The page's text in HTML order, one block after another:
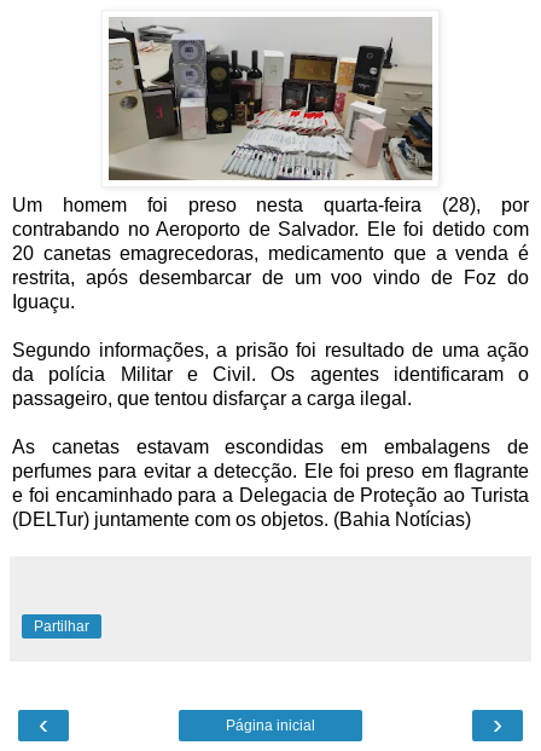
Um homem foi preso nesta quarta-feira (28), por
contrabando no Aeroporto de Salvador. Ele foi detido com
20 canetas emagrecedoras, medicamento que a venda é
restrita, após desembarcar de um voo vindo de Foz do
Iguaçu.
Segundo informações, a prisão foi resultado de uma ação
da polícia Militar e Civil. Os agentes identificaram o
passageiro, que tentou disfarçar a carga ilegal.
As canetas estavam escondidas em embalagens de
perfumes para evitar a detecção. Ele foi preso em flagrante
e foi encaminhado para a Delegacia de Proteção ao Turista
(DELTur) juntamente com os objetos. (Bahia Notícias)
Partilhar
‹ ›
Página inicial